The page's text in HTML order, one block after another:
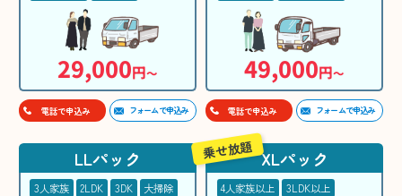
29,000円〜
電話で申込み フォームで申込み
49,000円〜
電話で申込み フォームで申込み
LLパック
3人家族 2LDK 3DK
大掃除
XLパック
4人家族以上
3LDK以上
乗せ放題